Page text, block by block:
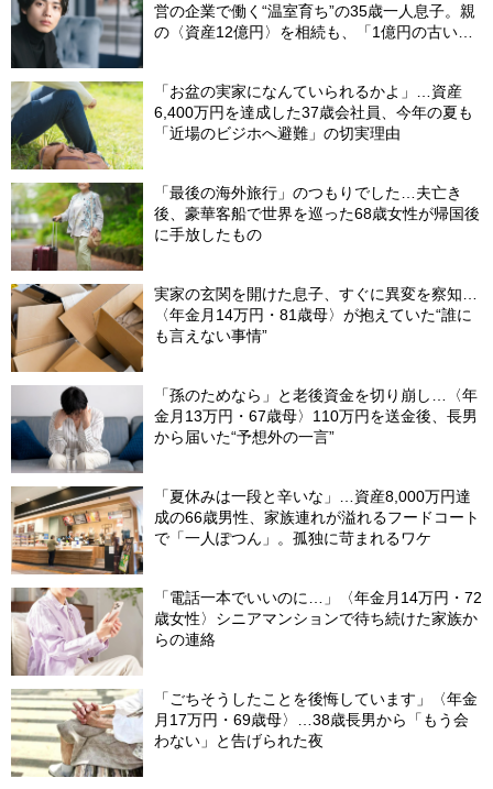
営の企業で働く“温室育ち”の35歳一人息子。親
の〈資産12億円〉を相続も、「1億円の古いビ
「お盆の実家になんていられるかよ」…資産
6,400万円を達成した37歳会社員、今年の夏も
「近場のビジホへ避難」の切実理由
「最後の海外旅行」のつもりでした…夫亡き
後、豪華客船で世界を巡った68歳女性が帰国後
に手放したもの
実家の玄関を開けた息子、すぐに異変を察知…
〈年金月14万円・81歳母〉が抱えていた“誰に
も言えない事情”
「孫のためなら」と老後資金を切り崩し…〈年
金月13万円・67歳母〉110万円を送金後、長男
から届いた“予想外の一言”
「夏休みは一段と辛いな」…資産8,000万円達
成の66歳男性、家族連れが溢れるフードコート
で「一人ぽつん」。孤独に苛まれるワケ
「電話一本でいいのに…」〈年金月14万円・72
歳女性〉シニアマンションで待ち続けた家族か
らの連絡
「ごちそうしたことを後悔しています」〈年金
月17万円・69歳母〉…38歳長男から「もう会
わない」と告げられた夜